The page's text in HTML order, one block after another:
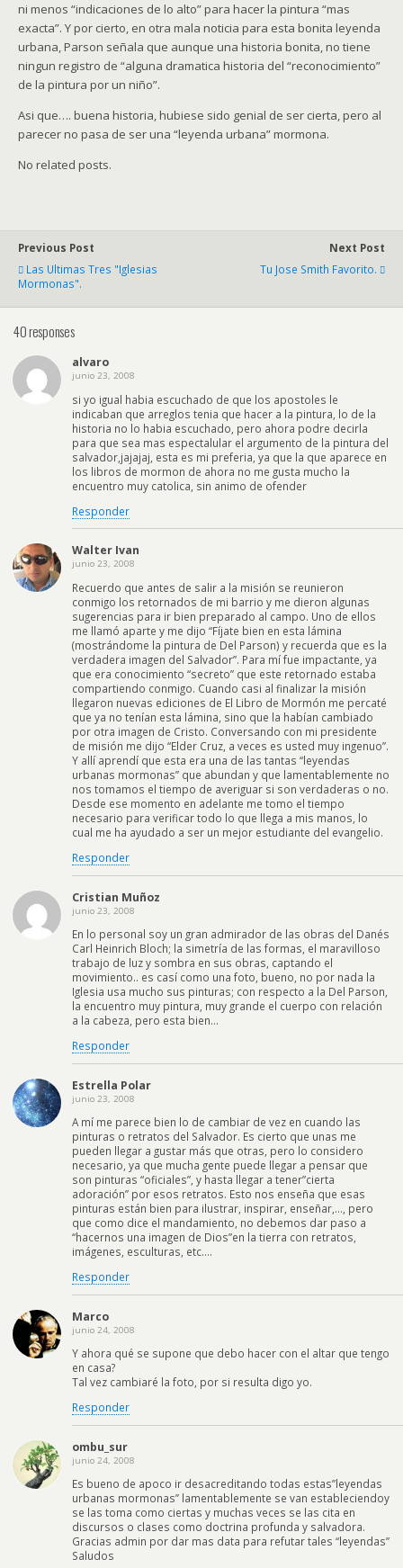
ni menos “indicaciones de lo alto” para hacer la pintura “mas
exacta”. Y por cierto, en otra mala noticia para esta bonita leyenda
urbana, Parson señala que aunque una historia bonita, no tiene
ningun registro de “alguna dramatica historia del “reconocimiento”
de la pintura por un niño”.
Asi que…. buena historia, hubiese sido genial de ser cierta, pero al
parecer no pasa de ser una “leyenda urbana” mormona.
No related posts.
Previous Post
Las Ultimas Tres "iglesias
Mormonas".
Next Post
Tu Jose Smith Favorito.
40 responses
alvaro
junio 23, 2008
si yo igual habia escuchado de que los apostoles le
indicaban que arreglos tenia que hacer a la pintura, lo de la
historia no lo habia escuchado, pero ahora podre decirla
para que sea mas espectalular el argumento de la pintura del
salvador,jajajaj, esta es mi preferia, ya que la que aparece en
los libros de mormon de ahora no me gusta mucho la
encuentro muy catolica, sin animo de ofender
Responder
Walter Ivan
junio 23, 2008
Recuerdo que antes de salir a la misión se reunieron
conmigo los retornados de mi barrio y me dieron algunas
sugerencias para ir bien preparado al campo. Uno de ellos
me llamó aparte y me dijo “Fíjate bien en esta lámina
(mostrándome la pintura de Del Parson) y recuerda que es la
verdadera imagen del Salvador”. Para mí fue impactante, ya
que era conocimiento “secreto” que este retornado estaba
compartiendo conmigo. Cuando casi al finalizar la misión
llegaron nuevas ediciones de El Libro de Mormón me percaté
que ya no tenían esta lámina, sino que la habían cambiado
por otra imagen de Cristo. Conversando con mi presidente
de misión me dijo “Elder Cruz, a veces es usted muy ingenuo”.
Y allí aprendí que esta era una de las tantas “leyendas
urbanas mormonas” que abundan y que lamentablemente no
nos tomamos el tiempo de averiguar si son verdaderas o no.
Desde ese momento en adelante me tomo el tiempo
necesario para verificar todo lo que llega a mis manos, lo
cual me ha ayudado a ser un mejor estudiante del evangelio.
Responder
Cristian Muñoz
junio 23, 2008
En lo personal soy un gran admirador de las obras del Danés
Carl Heinrich Bloch; la simetría de las formas, el maravilloso
trabajo de luz y sombra en sus obras, captando el
movimiento.. es casí como una foto, bueno, no por nada la
Iglesia usa mucho sus pinturas; con respecto a la Del Parson,
la encuentro muy pintura, muy grande el cuerpo con relación
a la cabeza, pero esta bien…
Responder
Estrella Polar
junio 23, 2008
A mí me parece bien lo de cambiar de vez en cuando las
pinturas o retratos del Salvador. Es cierto que unas me
pueden llegar a gustar más que otras, pero lo considero
necesario, ya que mucha gente puede llegar a pensar que
son pinturas “oficiales”, y hasta llegar a tener”cierta
adoración” por esos retratos. Esto nos enseña que esas
pinturas están bien para ilustrar, inspirar, enseñar,…, pero
que como dice el mandamiento, no debemos dar paso a
“hacernos una imagen de Dios”en la tierra con retratos,
imágenes, esculturas, etc….
Responder
Marco
junio 24, 2008
Y ahora qué se supone que debo hacer con el altar que tengo
en casa?
Tal vez cambiaré la foto, por si resulta digo yo.
Responder
ombu_sur
junio 24, 2008
Es bueno de apoco ir desacreditando todas estas”leyendas
urbanas mormonas” lamentablemente se van estableciendoy
se las toma como ciertas y muchas veces se las cita en
discursos o clases como doctrina profunda y salvadora.
Gracias admin por dar mas data para refutar tales “leyendas”
Saludos